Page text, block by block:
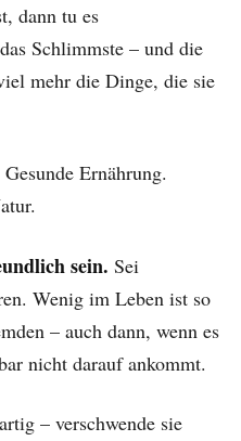
dann tu es
Schlimmste – und die
mehr die Dinge, die sie
Ernährung.
sein. Sei
Wenig im Leben ist so
– auch dann, wenn es
nicht darauf ankommt.
– verschwende sie